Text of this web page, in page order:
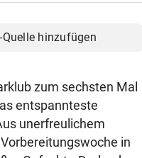
hinzufügen
zum sechsten Mal
entspannteste
unerfreulichem
in